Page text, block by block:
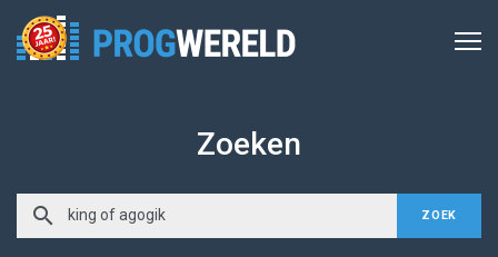
Zoeken
search ZOEK